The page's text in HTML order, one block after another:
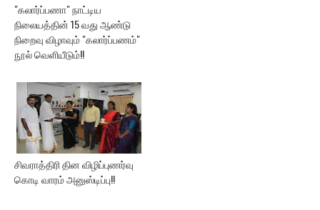
"கலார்ப்பணா" நாட்டிய
நிலையத்தின் 15 வது ஆண்டு
நிறைவு விழாவும் "கலார்ப்பணம்"
நூல் வெளியீடும்!!
சிவராத்திரி தின விழிப்புணர்வு
கொடி வாரம் அனுஸ்டிப்பு!!